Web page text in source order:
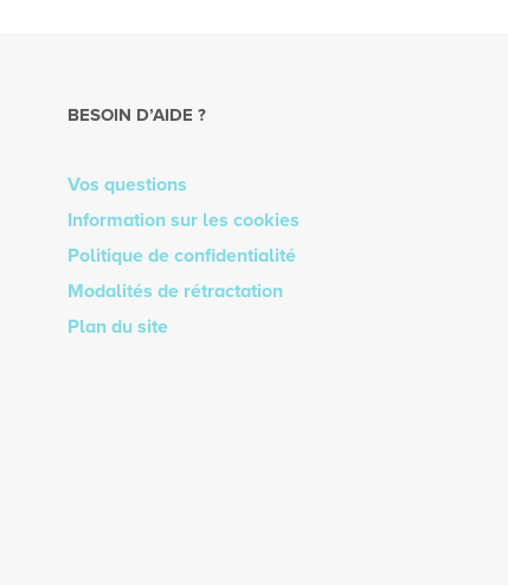
BESOIN D’AIDE ?
Vos questions
Information sur les cookies
Politique de confidentialité
Modalités de rétractation
Plan du site